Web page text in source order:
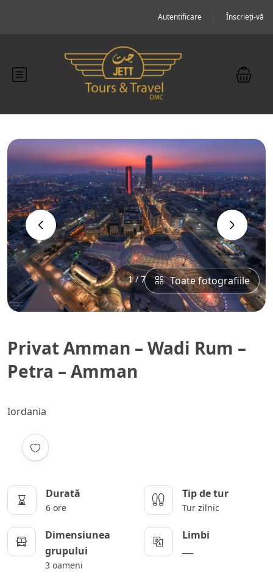
Autentificare Înscrieți-vă
‹ ›
1 / 7 Toate fotografiile
Privat Amman – Wadi Rum –
Petra – Amman
Iordania
Durată
6 ore
Tip de tur
Tur zilnic
Dimensiunea
grupului
3 oameni
Limbi